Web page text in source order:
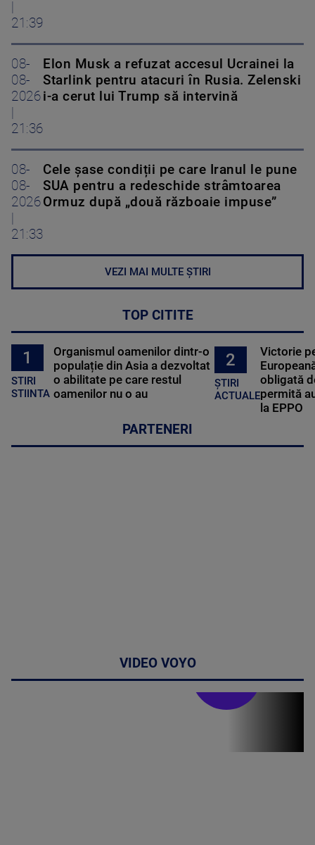
21:39
08-
08-
2026
21:36
Elon Musk a refuzat accesul Ucrainei la
Starlink pentru atacuri în Rusia. Zelenski
i-a cerut lui Trump să intervină
08-
08-
2026
21:33
Cele șase condiții pe care Iranul le pune
SUA pentru a redeschide strâmtoarea
Ormuz după „două războaie impuse”
VEZI MAI MULTE ȘTIRI
TOP CITITE
1
STIRI
STIINTA
Organismul oamenilor dintr-o
populație din Asia a dezvoltat
o abilitate pe care restul
oamenilor nu o au
2
ȘTIRI
ACTUALE
Victorie
obligată
permită
la EPPO
PARTENERI
VIDEO VOYO